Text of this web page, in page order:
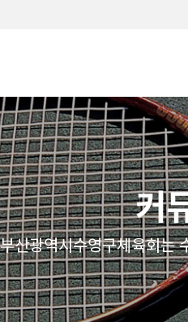
커
부산광역시수영구체육회는